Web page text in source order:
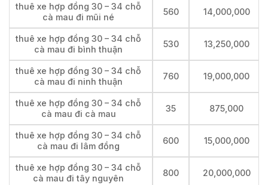
thuê xe hợp đồng 30 – 34 chỗ
cà mau đi mũi né
560 14,000,000
thuê xe hợp đồng 30 – 34 chỗ
cà mau đi bình thuận
530 13,250,000
thuê xe hợp đồng 30 – 34 chỗ
cà mau đi ninh thuận
760 19,000,000
thuê xe hợp đồng 30 – 34 chỗ
cà mau đi cà mau
35 875,000
thuê xe hợp đồng 30 – 34 chỗ
cà mau đi lâm đồng
600 15,000,000
thuê xe hợp đồng 30 – 34 chỗ
cà mau đi tây nguyên
800 20,000,000